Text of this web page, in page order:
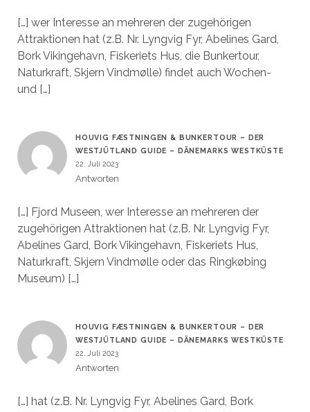
[…] wer Interesse an mehreren der zugehörigen
Attraktionen hat (z.B. Nr. Lyngvig Fyr, Abelines Gard,
Bork Vikingehavn, Fiskeriets Hus, die Bunkertour,
Naturkraft, Skjern Vindmølle) findet auch Wochen-
und […]
HOUVIG FÆSTNINGEN & BUNKERTOUR – DER
WESTJÜTLAND GUIDE – DÄNEMARKS WESTKÜSTE
22. Juli 2023
Antworten
[…] Fjord Museen, wer Interesse an mehreren der
zugehörigen Attraktionen hat (z.B. Nr. Lyngvig Fyr,
Abelines Gard, Bork Vikingehavn, Fiskeriets Hus,
Naturkraft, Skjern Vindmølle oder das Ringkøbing
Museum) […]
HOUVIG FÆSTNINGEN & BUNKERTOUR – DER
WESTJÜTLAND GUIDE – DÄNEMARKS WESTKÜSTE
22. Juli 2023
Antworten
[…] hat (z.B. Nr. Lyngvig Fyr, Abelines Gard, Bork